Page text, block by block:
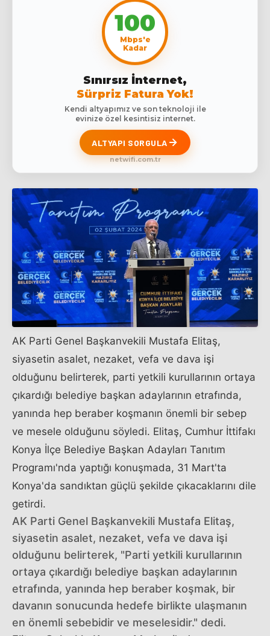
100
Mbps'e
Kadar
Sınırsız İnternet,
Sürpriz Fatura Yok!
Kendi altyapımız ve son teknoloji ile
evinize özel kesintisiz internet.
ALTYAPI SORGULA
netwifi.com.tr
AK Parti Genel Başkanvekili Mustafa Elitaş,
siyasetin asalet, nezaket, vefa ve dava işi
olduğunu belirterek, parti yetkili kurullarının ortaya
çıkardığı belediye başkan adaylarının etrafında,
yanında hep beraber koşmanın önemli bir sebep
ve mesele olduğunu söyledi. Elitaş, Cumhur İttifakı
Konya İlçe Belediye Başkan Adayları Tanıtım
Programı'nda yaptığı konuşmada, 31 Mart'ta
Konya'da sandıktan güçlü şekilde çıkacaklarını dile
getirdi.
AK Parti Genel Başkanvekili Mustafa Elitaş,
siyasetin asalet, nezaket, vefa ve dava işi
olduğunu belirterek, "Parti yetkili kurullarının
ortaya çıkardığı belediye başkan adaylarının
etrafında, yanında hep beraber koşmak, bir
davanın sonucunda hedefe birlikte ulaşmanın
en önemli sebebidir ve meselesidir." dedi.